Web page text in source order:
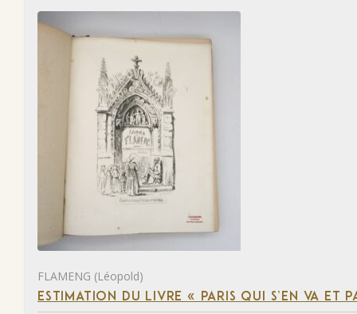
FLAMENG (Léopold)
ESTIMATION DU LIVRE « PARIS QUI S’EN VA ET